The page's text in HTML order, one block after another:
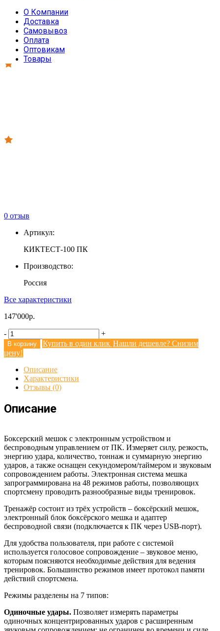
О Компании
Доставка
Самовывоз
Оплата
Оптовикам
Товары
0 отзыв
Артикул:
КИКТЕСТ-100 ПК
Производство:
Россия
Все характеристики
147'000
- +
В корзину Купить в один клик Нашли дешевле? Снизим
цену!
Описание
Характеристики
Отзывы (0)
Описание
Боксерский мешок с электронным устройством и
беспроводным управлением от ПК. Измеряет силу, резкость,
энергию удара, количество, тоннаж и суммарную энергию
ударов, а также оснащен секундомером/таймером и звуковым
сопровождением работы. Электронная система мешка
запрограммирована на 48 режимов работы, позволяющих
спортсмену проводить разнообразные виды тренировок.
Тренажёр состоит из трёх устройств – боксёрский мешок,
электронный блок боксёрского мешка и адаптер
беспроводной связи (подключается к ПК через USB-порт).
Для удобства пользователя, при работе с системой
используется голосовое сопровождение – звуковое меню,
которым поясняются необходимые действия для ведения
тренировок. Большинство режимов имеет протокол памяти
действий спортсмена.
Режимы разделены на 7 типов:
Одиночные удары. Позволяет измерять параметры
одиночных концентрированных ударов с расширенным